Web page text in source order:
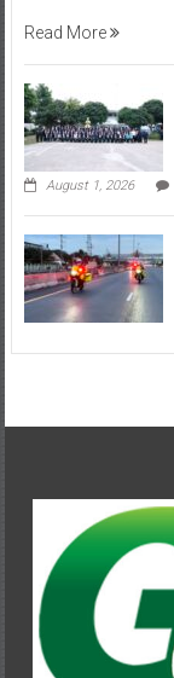
Read More
August 1, 2026